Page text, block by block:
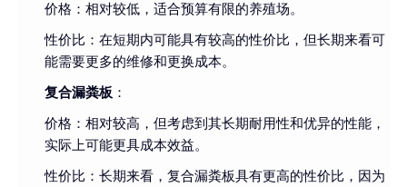
价格：相对较低，适合预算有限的养殖场。
性价比：在短期内可能具有较高的性价比，但长期来看可
能需要更多的维修和更换成本。
复合漏粪板：
价格：相对较高，但考虑到其长期耐用性和优异的性能，
实际上可能更具成本效益。
性价比：长期来看，复合漏粪板具有更高的性价比，因为